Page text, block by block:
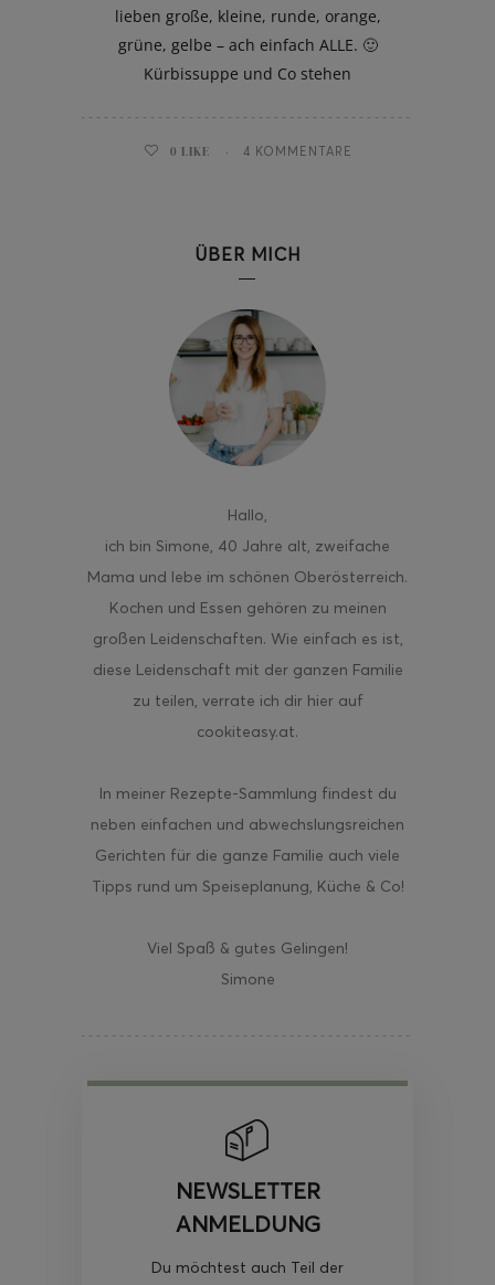
lieben große, kleine, runde, orange,
grüne, gelbe – ach einfach ALLE. 🙂
Kürbissuppe und Co stehen
0 LIKE 4 KOMMENTARE
ÜBER MICH
Hallo,
ich bin Simone, 40 Jahre alt, zweifache
Mama und lebe im schönen Oberösterreich.
Kochen und Essen gehören zu meinen
großen Leidenschaften. Wie einfach es ist,
diese Leidenschaft mit der ganzen Familie
zu teilen, verrate ich dir hier auf
cookiteasy.at.
In meiner Rezepte-Sammlung findest du
neben einfachen und abwechslungsreichen
Gerichten für die ganze Familie auch viele
Tipps rund um Speiseplanung, Küche & Co!
Viel Spaß & gutes Gelingen!
Simone
NEWSLETTER
ANMELDUNG
Du möchtest auch Teil der